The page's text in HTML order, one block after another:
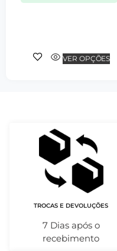
VER OPÇÕES
TROCAS E DEVOLUÇÕES
7 Dias após o
recebimento